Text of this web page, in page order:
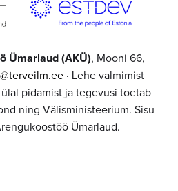
Ümarlaud (AKÜ), Mooni 66,
· Lehe valmimist
ülal pidamist ja tegevusi toetab
ning Välisministeerium. Sisu
Ümarlaud.